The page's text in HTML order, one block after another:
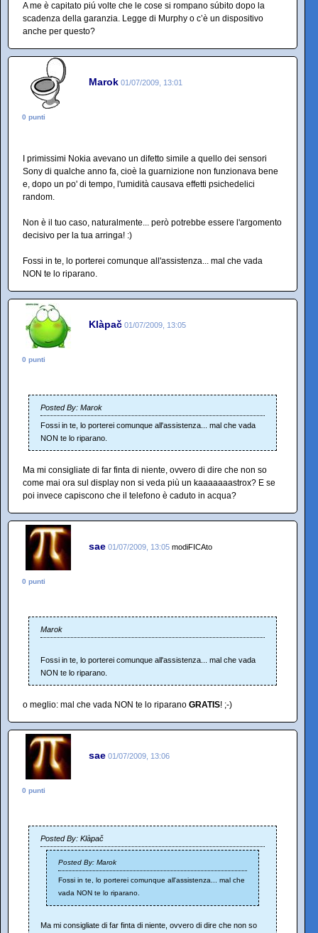
A me è capitato piú volte che le cose si rompano súbito dopo la
scadenza della garanzia. Legge di Murphy o c’è un dispositivo
anche per questo?
Marok 01/07/2009, 13:01
0 punti
I primissimi Nokia avevano un difetto simile a quello dei sensori
Sony di qualche anno fa, cioè la guarnizione non funzionava bene
e, dopo un po' di tempo, l'umidità causava effetti psichedelici
random.
Non è il tuo caso, naturalmente... però potrebbe essere l'argomento
decisivo per la tua arringa! :)
Fossi in te, lo porterei comunque all'assistenza... mal che vada
NON te lo riparano.
Klàpač 01/07/2009, 13:05
0 punti
Posted By: Marok
Fossi in te, lo porterei comunque all'assistenza... mal che vada
NON te lo riparano.
Ma mi consigliate di far finta di niente, ovvero di dire che non so
come mai ora sul display non si veda più un kaaaaaaastrox? E se
poi invece capiscono che il telefono è caduto in acqua?
sae 01/07/2009, 13:05 modiFICAto
0 punti
Marok
Fossi in te, lo porterei comunque all'assistenza... mal che vada
NON te lo riparano.
o meglio: mal che vada NON te lo riparano GRATIS! ;-)
sae 01/07/2009, 13:06
0 punti
Posted By: Klàpač
Posted By: Marok
Fossi in te, lo porterei comunque all'assistenza... mal che
vada NON te lo riparano.
Ma mi consigliate di far finta di niente, ovvero di dire che non so